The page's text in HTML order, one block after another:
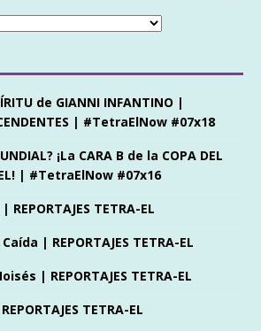
de GIANNI INFANTINO |
| #TetraElNow #07x18
¡La CARA B de la COPA DEL
| #TetraElNow #07x16
TETRA-EL
| REPORTAJES TETRA-EL
| REPORTAJES TETRA-EL
TETRA-EL